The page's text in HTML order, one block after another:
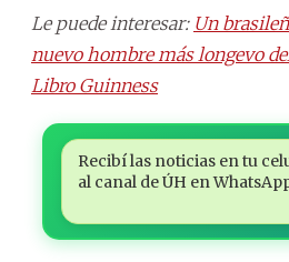
Le puede interesar: Un
nuevo hombre más longevo
Libro Guinness
Recibí las noticias en tu
al canal de ÚH en